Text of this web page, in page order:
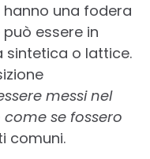
una fodera
essere in
sintetica o lattice.
messi nel
se fossero
comuni.